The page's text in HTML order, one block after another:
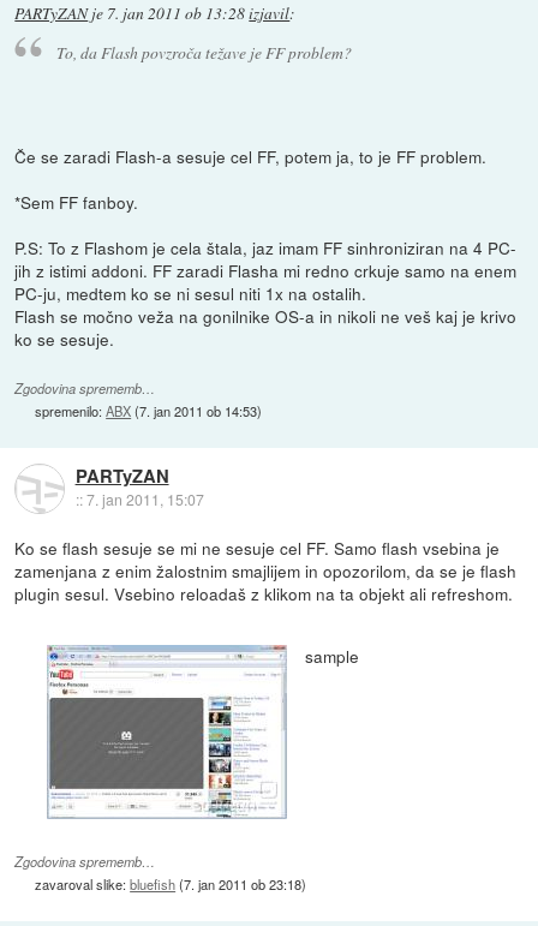
PARTyZANje 7. jan 2011 ob 13:28izjavil:
To, da Flash povzroča težave je FF problem?
Če se zaradi Flash-a sesuje cel FF, potem ja, to je FF problem.
*Sem FF fanboy.
P.S: To z Flashom je cela štala, jaz imam FF sinhroniziran na 4 PC-
jih z istimi addoni. FF zaradi Flasha mi redno crkuje samo na enem
PC-ju, medtem ko se ni sesul niti 1x na ostalih.
Flash se močno veža na gonilnike OS-a in nikoli ne veš kaj je krivo
ko se sesuje.
Zgodovina sprememb…
spremenilo:ABX(7. jan 2011 ob 14:53)
PARTyZAN
::7. jan 2011, 15:07
Ko se flash sesuje se mi ne sesuje cel FF. Samo flash vsebina je
zamenjana z enim žalostnim smajlijem in opozorilom, da se je flash
plugin sesul. Vsebino reloadaš z klikom na ta objekt ali refreshom.
sample
Zgodovina sprememb…
zavaroval slike:bluefish(7. jan 2011 ob 23:18)